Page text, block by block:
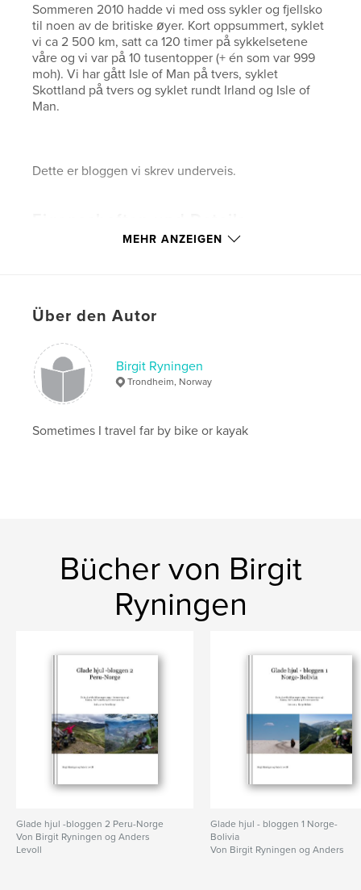
Sommeren 2010 hadde vi med oss sykler og fjellsko
til noen av de britiske øyer. Kort oppsummert, syklet
vi ca 2 500 km, satt ca 120 timer på sykkelsetene
våre og vi var på 10 tusentopper (+ én som var 999
moh). Vi har gått Isle of Man på tvers, syklet
Skottland på tvers og syklet rundt Irland og Isle of
Man.
Dette er bloggen vi skrev underveis.
Hauptkategorie: Reisen
Veröffentlichungsdatum:
Isle of Man
reise
MEHR ANZEIGEN
Über den Autor
Birgit Ryningen
Trondheim, Norway
Sometimes I travel far by bike or kayak
Bücher von Birgit
Ryningen
Glade hjul -bloggen 2 Peru-Norge
Von Birgit Ryningen og Anders
Levoll
Glade hjul - bloggen 1 Norge-
Bolivia
Von Birgit Ryningen og Anders